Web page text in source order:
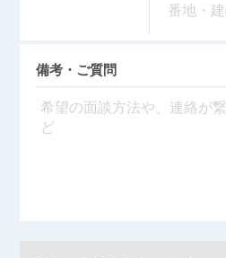
備考・ご質問